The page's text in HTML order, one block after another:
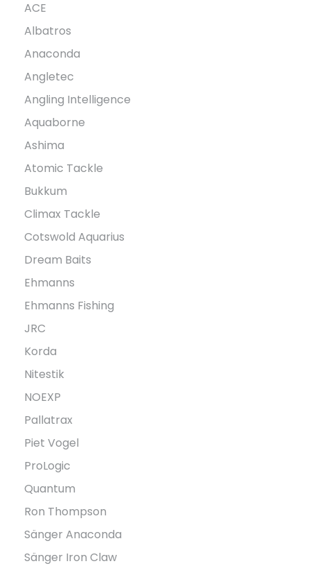
ACE
Albatros
Anaconda
Angletec
Angling Intelligence
Aquaborne
Ashima
Atomic Tackle
Bukkum
Climax Tackle
Cotswold Aquarius
Dream Baits
Ehmanns
Ehmanns Fishing
JRC
Korda
Nitestik
NOEXP
Pallatrax
Piet Vogel
ProLogic
Quantum
Ron Thompson
Sänger Anaconda
Sänger Iron Claw